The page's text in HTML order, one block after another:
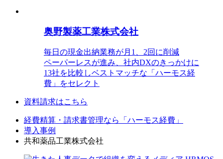
奥野製薬工業株式会社
毎日の現金出納業務が月1、2回に削減
ペーパーレスが進み、社内DXのきっかけに
13社を比較しベストマッチな「ハーモス経
費」をセレクト
資料請求はこちら
経費精算・請求書管理なら「ハーモス経費」
導入事例
共和薬品工業株式会社